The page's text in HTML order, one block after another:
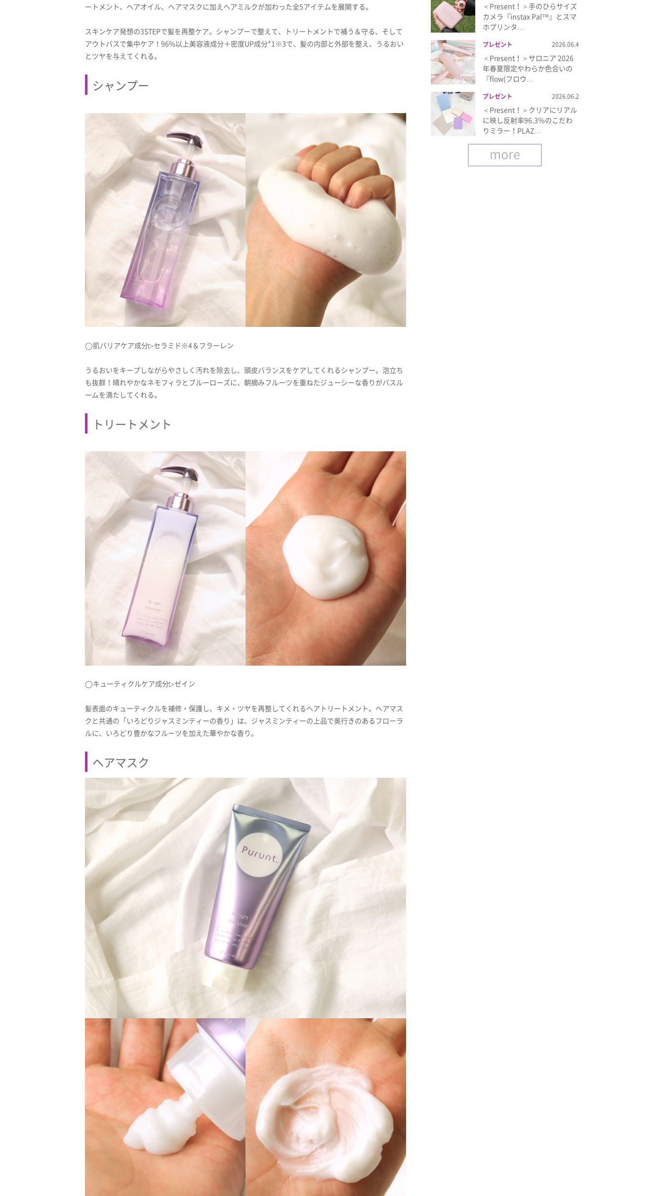
ートメント、ヘアオイル、ヘアマスクに加えヘアミルクが加わった全5アイテムを展開する。
スキンケア発想の3STEPで髪を再整ケア。シャンプーで整えて、トリートメントで補う＆守る、そして
アウトバスで集中ケア！96%以上美容液成分＋密度UP成分*1※3で、髪の内部と外部を整え、うるおい
とツヤを与えてくれる。
シャンプー
◯肌バリアケア成分▷セラミド※4＆フラーレン
うるおいをキープしながらやさしく汚れを除去し、頭皮バランスをケアしてくれるシャンプー。泡立ち
も抜群！晴れやかなネモフィラとブルーローズに、朝摘みフルーツを重ねたジューシーな香りがバスル
ームを満たしてくれる。
トリートメント
◯キューティクルケア成分▷ゼイン
髪表面のキューティクルを補修・保護し、キメ・ツヤを再整してくれるヘアトリートメント。ヘアマス
クと共通の「いろどりジャスミンティーの香り」は、ジャスミンティーの上品で奥行きのあるフローラ
ルに、いろどり豊かなフルーツを加えた華やかな香り。
ヘアマスク
＜Present！＞手のひらサイズ
カメラ『instax Pal™』とスマ
ホプリンタ…
プレゼント 2026.06.4
＜Present！＞サロニア 2026
年春夏限定やわらか色合いの
『flow(フロウ…
プレゼント 2026.06.2
＜Present！＞クリアにリアル
に映し反射率96.3％のこだわ
りミラー！PLAZ…
more